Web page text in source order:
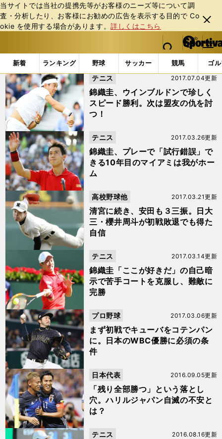
当サイトでは当社の提携先等がお客様のニーズ等について調
査・分析したり、お客様にお勧めの広告を表⽰する⽬的で Co
okie を使⽤する場合があります。詳しくはこちら
閉じ
る
web Sportiva (webスポルティーバ)
検索
マイペ
ー
ジ
メニュ
新着 ランキング 野球 サッカー 競馬 ゴ
b
ス
ポ
ル
テ
ィ
ー
バ
「#初戦」の最新ニュース・ 情報
錦織圭、ウインブルドンで珍しく
スピード勝利。次は盟友の仇を討
つ！
2017.07.04更新
テニス
錦織圭、プレーで「試行錯誤」で
きる10年目のマイアミは我がホー
ム
2017.03.26更新
テニス
清宮に続き、安田も３三振。日大
三・櫻井周斗が初戦敗退でも得た
自信
2017.03.21更新
高校野球他
錦織圭「ここが好きだ」の自己暗
示で苦手コートを克服し、難敵に
完勝
2017.03.14更新
テニス
まず初戦でキューバをコテンパン
に。日本のWBC優勝に必須の条
件
2017.03.06更新
プロ野球
「残り全部勝つ」という落とし
穴。ハリルジャパン自滅の不安と
は？
2016.09.05更新
日本代表
2016.08.16更新
テニス